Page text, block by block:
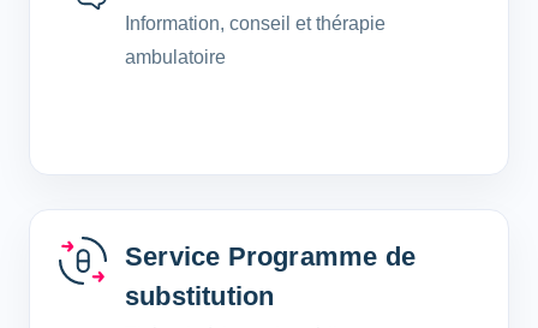
Information, conseil et thérapie
ambulatoire
Service Programme de
substitution